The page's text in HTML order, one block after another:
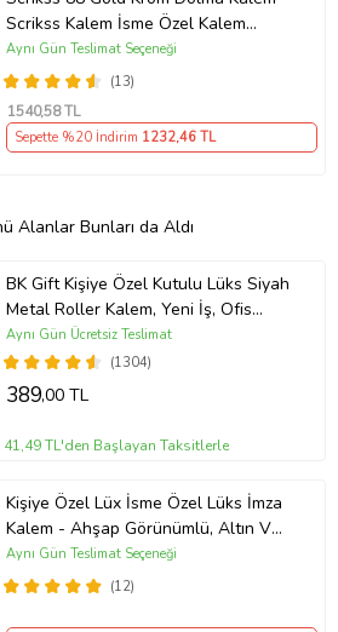
Scrikss Kalem İsme Özel Kalem
Hediyelik Kalem
(13)
Aynı Gün Teslimat Seçeneği
1540,58 TL
Sepette %20 İndirim 1232,46 TL
Alanlar Bunları da Aldı
BK Gift Kişiye Özel Kutulu Lüks Siyah
Metal Roller Kalem, Yeni İş, Ofis
Hediyesi, Arkadaşa Hediye,
Öğretmenler Günü
(1304)
Aynı Gün Ücretsiz Teslimat
389,00 TL
41,49 TL'den Başlayan Taksitlerle
Kişiye Özel Lüx İsme Özel Lüks İmza
Kalem - Ahşap Görünümlü, Altın Ve
Kırmızı Detaylı İmza Kalemi Orjinal
Kutusunda
(12)
Aynı Gün Teslimat Seçeneği